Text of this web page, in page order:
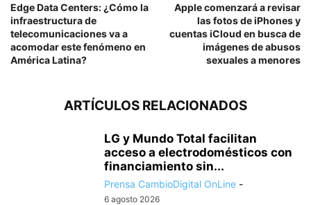
Edge Data Centers: ¿Cómo la
infraestructura de
telecomunicaciones va a
acomodar este fenómeno en
América Latina?
Apple comenzará a revisar
las fotos de iPhones y
cuentas iCloud en busca de
imágenes de abusos
sexuales a menores
ARTÍCULOS RELACIONADOS
LG y Mundo Total facilitan
acceso a electrodomésticos con
financiamiento sin...
Prensa CambioDigital OnLine -
6 agosto 2026